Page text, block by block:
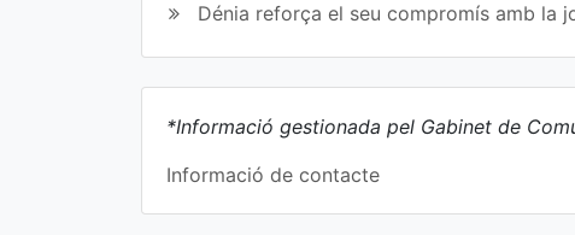
Dénia reforça el seu compromís amb la
*Informació gestionada pel Gabinet de
Informació de contacte